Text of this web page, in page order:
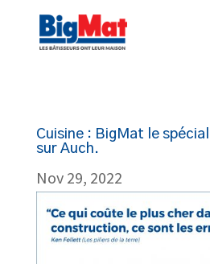
Cuisine : BigMat le
sur Auch.
Nov 29, 2022